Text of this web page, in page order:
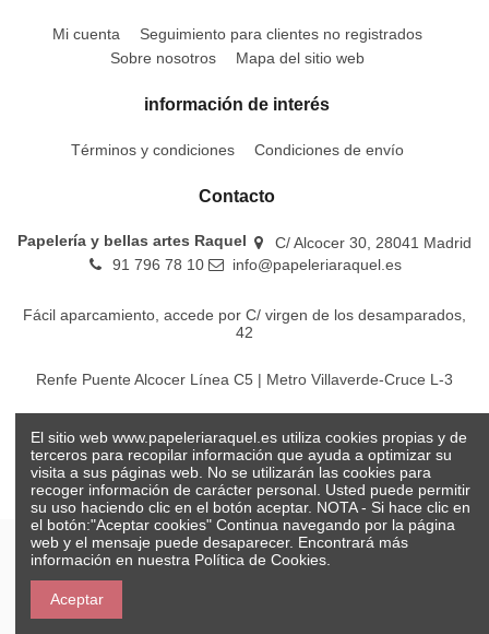
Mi cuenta
Seguimiento para clientes no registrados
Sobre nosotros
Mapa del sitio web
información de interés
Términos y condiciones Condiciones de envío
Contacto
Papelería y bellas artes Raquel
C/ Alcocer 30, 28041 Madrid
91 796 78 10
info@papeleriaraquel.es
Fácil aparcamiento, accede por C/ virgen de los desamparados,
42
Renfe Puente Alcocer Línea C5 | Metro Villaverde-Cruce L-3
El sitio web www.papeleriaraquel.es utiliza cookies propias y de
terceros para recopilar información que ayuda a optimizar su
visita a sus páginas web. No se utilizarán las cookies para
recoger información de carácter personal. Usted puede permitir
su uso haciendo clic en el botón aceptar. NOTA - Si hace clic en
el botón:"Aceptar cookies" Continua navegando por la página
web y el mensaje puede desaparecer. Encontrará más
información en nuestra Política de Cookies.
Aceptar